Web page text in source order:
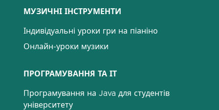
МУЗИЧНІ ІНСТРУМЕНТИ
Індивідуальні уроки гри на піаніно
Онлайн-уроки музики
ПРОГРАМУВАННЯ ТА ІТ
Програмування на Java для студентів
університету